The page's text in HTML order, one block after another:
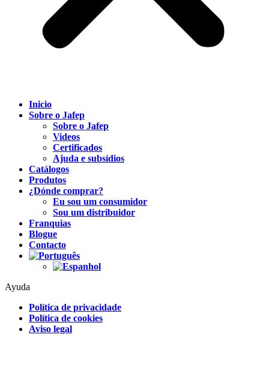
Inicio
Sobre o Jafep
Sobre o Jafep
Videos
Certificados
Ajuda e subsídios
Catálogos
Produtos
¿Dónde comprar?
Eu sou um consumidor
Sou um distribuidor
Franquias
Blogue
Contacto
Ayuda
Política de privacidade
Política de cookies
Aviso legal